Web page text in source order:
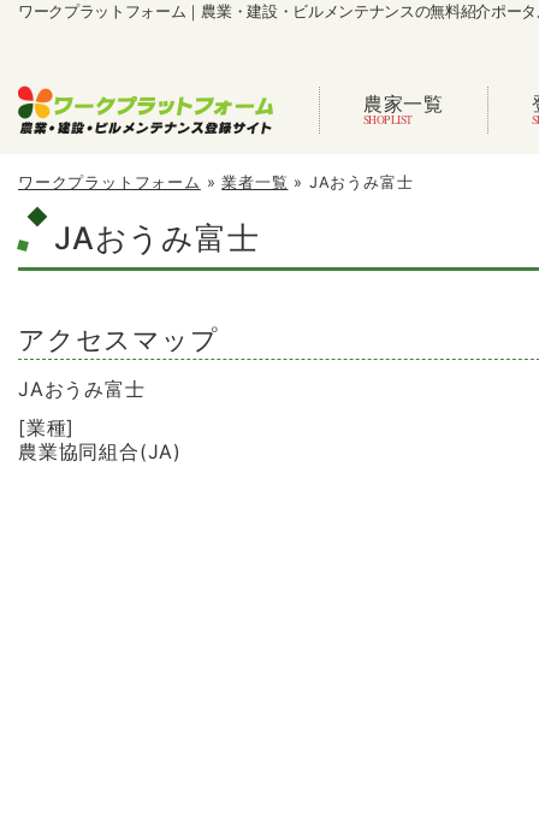
ワークプラットフォーム｜農業・建設・ビルメンテナンスの無料紹介ポー
農家一覧
ワークプラットフォーム »業者一覧 » JAおうみ富士
JAおうみ富士
アクセスマップ
JAおうみ富士
[業種]
農業協同組合(JA)